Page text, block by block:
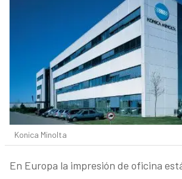
Konica Minolta
En Europa la impresión de oficina